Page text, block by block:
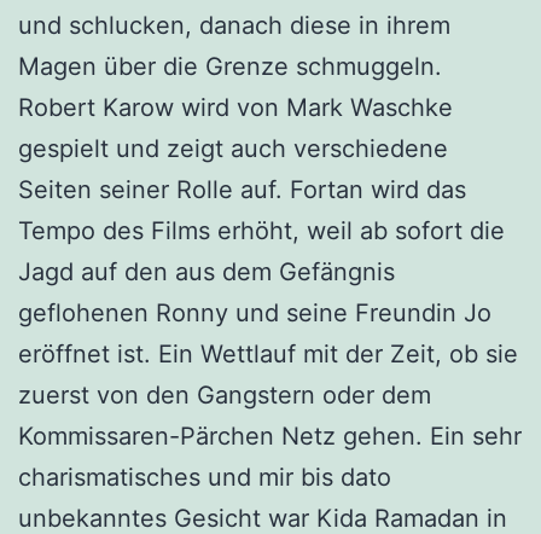
und schlucken, danach diese in ihrem
Magen über die Grenze schmuggeln.
Robert Karow wird von Mark Waschke
gespielt und zeigt auch verschiedene
Seiten seiner Rolle auf. Fortan wird das
Tempo des Films erhöht, weil ab sofort die
Jagd auf den aus dem Gefängnis
geflohenen Ronny und seine Freundin Jo
eröffnet ist. Ein Wettlauf mit der Zeit, ob sie
zuerst von den Gangstern oder dem
Kommissaren-Pärchen Netz gehen. Ein sehr
charismatisches und mir bis dato
unbekanntes Gesicht war Kida Ramadan in